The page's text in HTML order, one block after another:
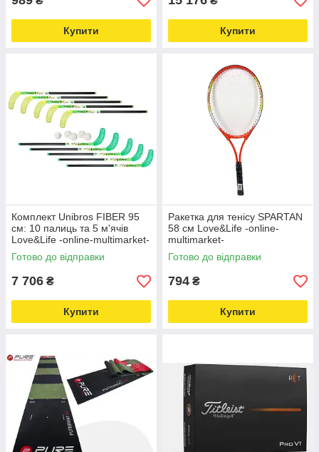
Купити Купити
Комплект Unibros FIBER 95
см: 10 палиць та 5 м'ячів
Love&Life -online-multimarket-
Готово до відправки
7 706 ₴
Купити
Ракетка для тенісу SPARTAN
58 см Love&Life -online-
multimarket-
Готово до відправки
794 ₴
Купити